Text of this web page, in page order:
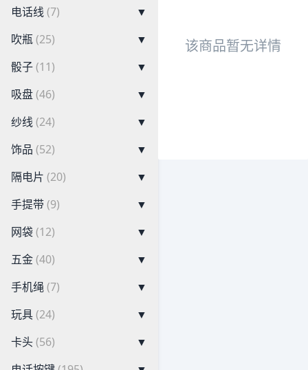
电话线(7)
▼
吹瓶(25)
▼
骰子(11)
▼
吸盘(46)
▼
纱线(24)
▼
饰品 (52)
▼
隔电片 (20)
▼
手提带(9)
▼
网袋(12)
▼
五金(40)
▼
手机绳(7)
▼
玩具(24)
▼
卡头(56)
▼
该商品暂无详情